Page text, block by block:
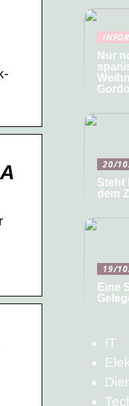
Nur
20/
Steht
dem
19/
Eine
IT